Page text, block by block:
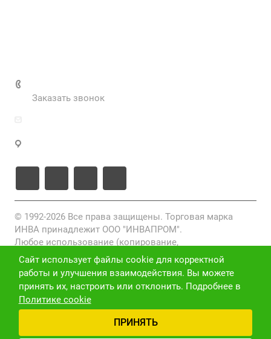
Заказать звонок
© 1992-2026 Все права защищены. Торговая марка
ИНВА принадлежит ООО "ИНВАПРОМ".
Любое использование (копирование,
воспроизведение, переработка, распространение)
фото-, видео- и текстовых материалов, размещенных
на данном сайте, без письменного разрешения
правообладателя запрещено и преследуется по закону
(ст. 1301 ГК РФ).
Политика конфиденциальности
Сайт использует файлы cookie для корректной
работы и улучшения взаимодействия. Вы можете
принять их, настроить или отклонить. Подробнее в
Политике cookie
ПРИНЯТЬ